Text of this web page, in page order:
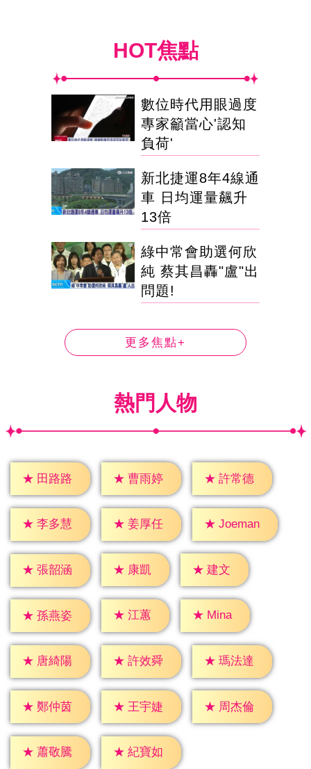
HOT焦點
數位時代用眼過度
專家籲當心'認知
負荷'
新北捷運8年4線通
車 日均運量飆升
13倍
綠中常會助選何欣
純 蔡其昌轟"盧"出
問題!
更多焦點+
熱門人物
★ 田路路 ★ 曹雨婷 ★ 許常德
★ 李多慧 ★ 姜厚任 ★ Joeman
★ 張韶涵 ★ 康凱 ★ 建文
★ 孫燕姿 ★ 江蕙 ★ Mina
★ 唐綺陽 ★ 許效舜 ★ 瑪法達
★ 鄭仲茵 ★ 王宇婕 ★ 周杰倫
★ 蕭敬騰 ★ 紀寶如